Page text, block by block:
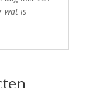
wat is